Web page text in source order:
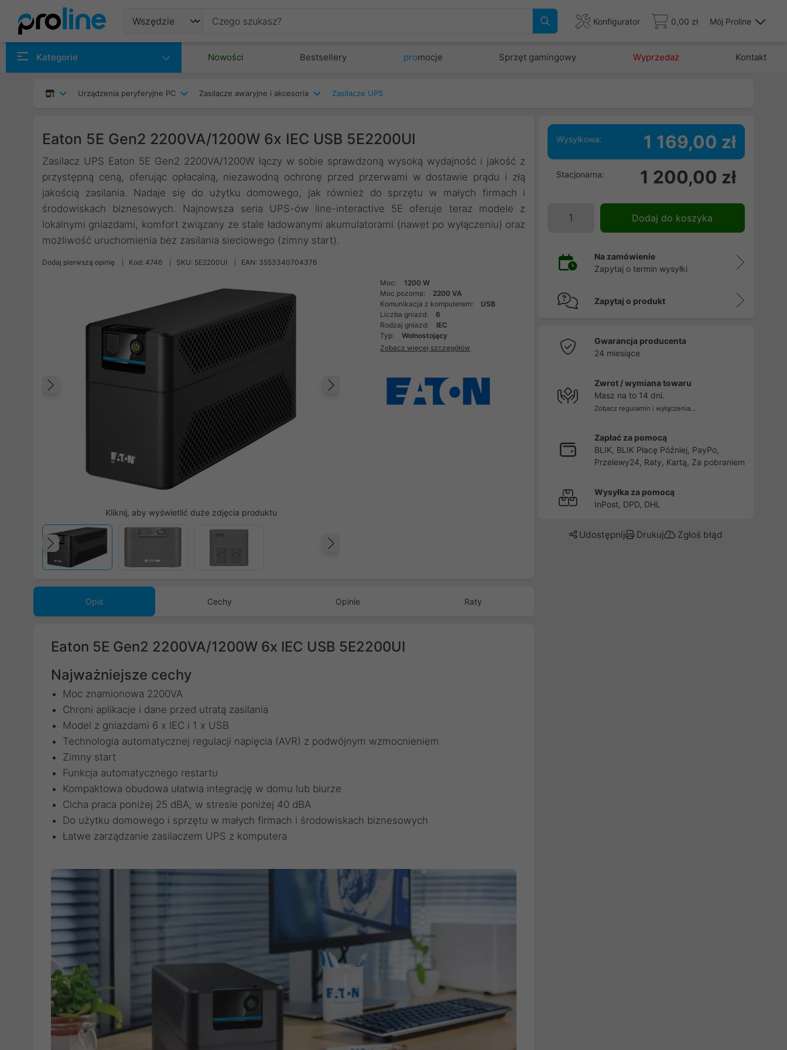
Konfigurator 0,00 zł Mój Proline
Kategorie Nowości Bestsellery promocje Sprzęt gamingowy Wyprzedaż Kontakt
Urządzenia peryferyjne PC Zasilacze awaryjne i akcesoria Zasilacze UPS
Eaton 5E Gen2 2200VA/1200W 6x IEC USB 5E2200UI
Zasilacz UPS Eaton 5E Gen2 2200VA/1200W łączy w sobie sprawdzoną wysoką wydajność i jakość z
przystępną ceną, oferując opłacalną, niezawodną ochronę przed przerwami w dostawie prądu i złą
jakością zasilania. Nadaje się do użytku domowego, jak również do sprzętu w małych firmach i
środowiskach biznesowych. Najnowsza seria UPS-ów line-interactive 5E oferuje teraz modele z
lokalnymi gniazdami, komfort związany ze stale ładowanymi akumulatorami (nawet po wyłączeniu) oraz
możliwość uruchomienia bez zasilania sieciowego (zimny start).
Dodaj pierwszą opinię Kod: 4746 SKU: 5E2200UI EAN: 3553340704376
Następny
Kliknij, aby wyświetlić duże zdjęcia produktu
Poprzedni
Moc:
1200 W
Moc pozorna:
2200 VA
Komunikacja z komputerem:
USB
Liczba gniazd:
6
Rodzaj gniazd:
IEC
Typ:
Wolnostojący
Zobacz więcej szczegółów
Opis Cechy Opinie Raty
Eaton 5E Gen2 2200VA/1200W 6x IEC USB 5E2200UI
Najważniejsze cechy
Moc znamionowa 2200VA
Chroni aplikacje i dane przed utratą zasilania
Model z gniazdami 6 x IEC i 1 x USB
Technologia automatycznej regulacji napięcia (AVR) z podwójnym wzmocnieniem
Zimny start
Funkcja automatycznego restartu
Kompaktowa obudowa ułatwia integrację w domu lub biurze
Cicha praca poniżej 25 dBA, w stresie poniżej 40 dBA
Do użytku domowego i sprzętu w małych firmach i środowiskach biznesowych
Łatwe zarządzanie zasilaczem UPS z komputera
Wysyłkowa: 1 169,00 zł
Stacjonarna: 1 200,00 zł
Dodaj do koszyka
Na zamówienie
Zapytaj o termin wysyłki
Zapytaj o produkt
Gwarancja producenta
24 miesiące
Zwrot / wymiana towaru
Masz na to 14 dni.
Zobacz regulamin i wyłączenia...
Zapłać za pomocą
BLIK, BLIK Płacę Później, PayPo,
Przelewy24, Raty, Kartą, Za pobraniem
Wysyłka za pomocą
InPost, DPD, DHL
Udostępnij Drukuj Zgłoś błąd